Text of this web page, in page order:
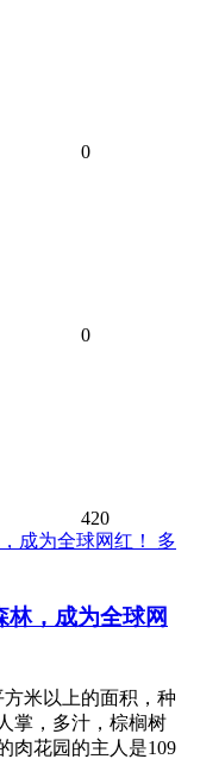
0
0
420
多
林，成为全球网
米以上的面积，种
掌，多汁，棕榈树
肉花园的主人是109